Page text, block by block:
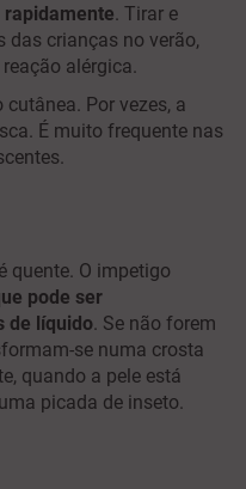
. Tirar e
das crianças no verão,
alérgica.
Por vezes, a
É muito frequente nas
quente. O impetigo
pode ser
de líquido. Se não forem
se numa crosta
quando a pele está
picada de inseto.